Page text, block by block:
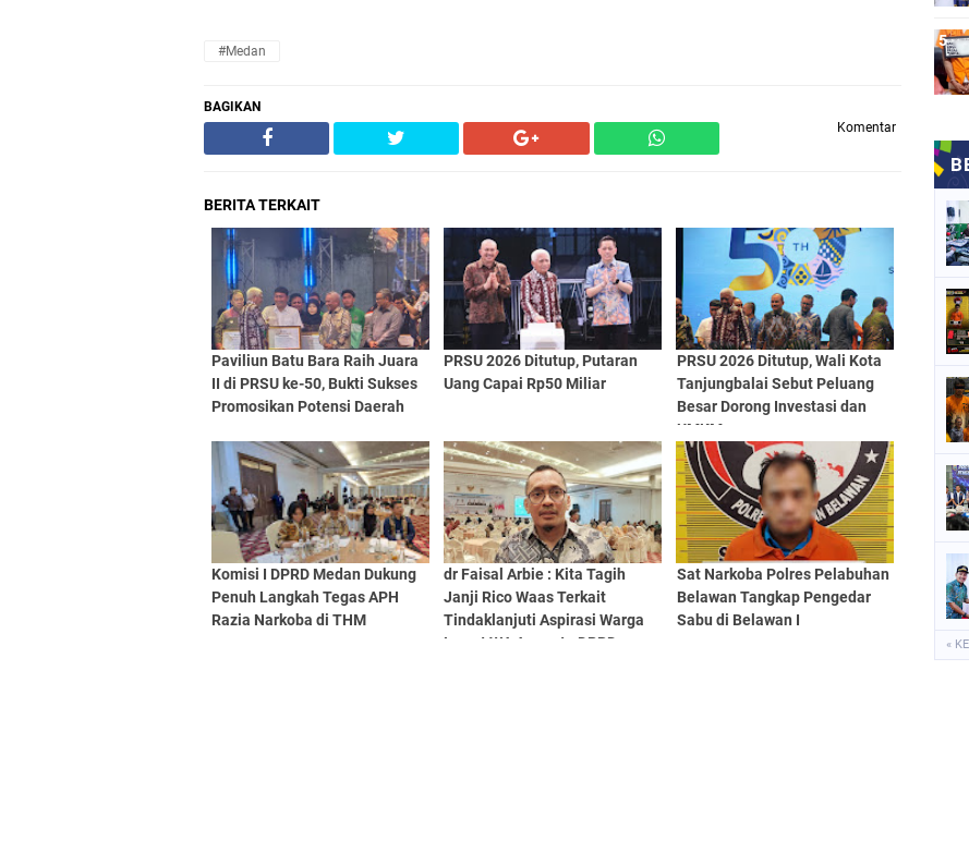
#Medan
BAGIKAN
Komentar
BERITA TERKAIT
Paviliun Batu Bara Raih Juara
II di PRSU ke-50, Bukti Sukses
Promosikan Potensi Daerah
PRSU 2026 Ditutup, Putaran
Uang Capai Rp50 Miliar
PRSU 2026 Ditutup, Wali Kota
Tanjungbalai Sebut Peluang
Besar Dorong Investasi dan
UMKM
Komisi I DPRD Medan Dukung
Penuh Langkah Tegas APH
Razia Narkoba di THM
dr Faisal Arbie : Kita Tagih
Janji Rico Waas Terkait
Tindaklanjuti Aspirasi Warga
Lewat WA Anggota DPRD
Sat Narkoba Polres Pelabuhan
Belawan Tangkap Pengedar
Sabu di Belawan I
«